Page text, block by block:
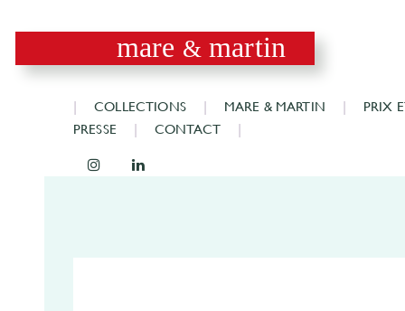
mare & martin
COLLECTIONS MARE & MARTIN
PRIX
PRESSE
CONTACT